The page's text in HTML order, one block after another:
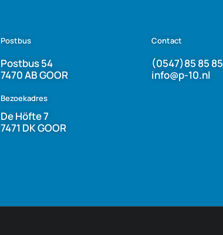
Postbus
Postbus 54
7470 AB GOOR
Bezoekadres
De Höfte 7
7471 DK GOOR
Contact
(0547)85 85 85
info@p-10.nl